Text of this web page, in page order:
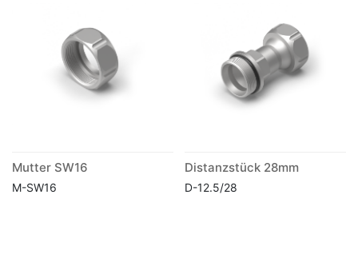
Mutter SW16
M-SW16
Distanzstück 28mm
D-12.5/28